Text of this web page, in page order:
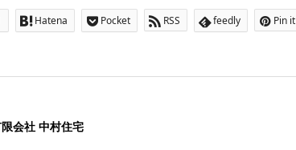
Hatena Pocket RSS feedly Pin it
会社 中村住宅